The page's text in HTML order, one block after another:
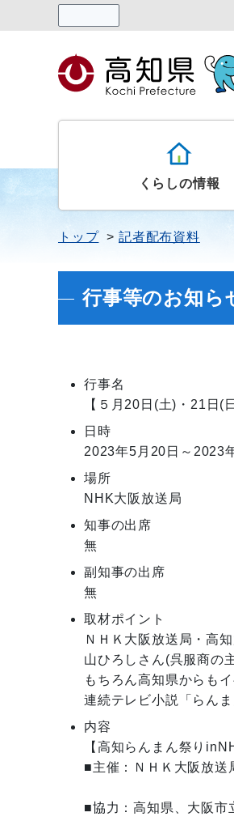
くらしの情報
トップ 記者配布資料
行事等のお知ら
行事名
【５月20日(土)・21日
日時
2023年5月20日～2023
場所
NHK大阪放送局
知事の出席
無
副知事の出席
無
取材ポイント
ＮＨＫ大阪放送局・高
山ひろしさん(呉服商の
もちろん高知県からも
連続テレビ小説「らん
内容
【高知らんまん祭り
■主催：ＮＨＫ大阪放送
■協力：高知県、大阪市